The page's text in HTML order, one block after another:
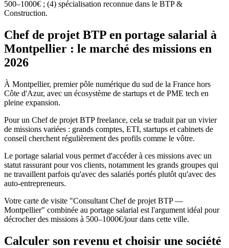
500–1000€ ; (4) spécialisation reconnue dans le BTP &
Construction.
Chef de projet BTP en portage salarial à
Montpellier : le marché des missions en
2026
À Montpellier, premier pôle numérique du sud de la France hors
Côte d'Azur, avec un écosystème de startups et de PME tech en
pleine expansion.
Pour un Chef de projet BTP freelance, cela se traduit par un vivier
de missions variées : grands comptes, ETI, startups et cabinets de
conseil cherchent régulièrement des profils comme le vôtre.
Le portage salarial vous permet d'accéder à ces missions avec un
statut rassurant pour vos clients, notamment les grands groupes qui
ne travaillent parfois qu'avec des salariés portés plutôt qu'avec des
auto-entrepreneurs.
Votre carte de visite "Consultant Chef de projet BTP —
Montpellier" combinée au portage salarial est l'argument idéal pour
décrocher des missions à 500–1000€/jour dans cette ville.
Calculer son revenu et choisir une société